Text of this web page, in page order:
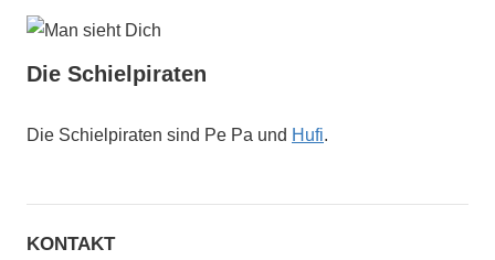
Die Schielpiraten
Die Schielpiraten sind Pe Pa und Hufi.
KONTAKT